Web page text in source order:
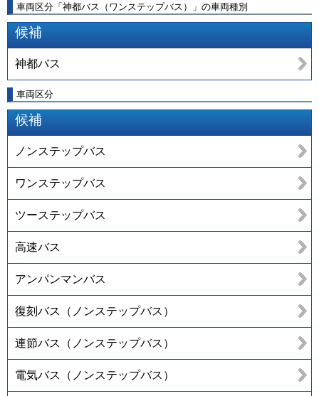
車両区分「神都バス（ワンステップバス）」の車両種別
候補
神都バス
車両区分
候補
ノンステップバス
ワンステップバス
ツーステップバス
高速バス
アンパンマンバス
復刻バス（ノンステップバス）
連節バス（ノンステップバス）
電気バス（ノンステップバス）